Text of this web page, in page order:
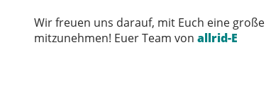
Wir freuen uns darauf, mit Euch eine
mitzunehmen! Euer Team von allrid-E